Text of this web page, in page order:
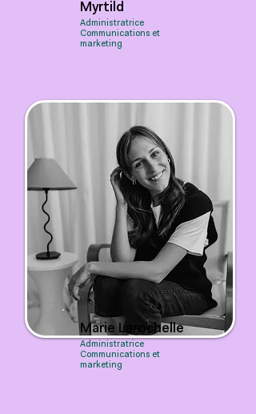
Myrtild
Administratrice
Communications et
marketing
Marie Larochelle
Administratrice
Communications et
marketing